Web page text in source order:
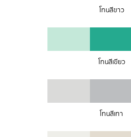
โทนสีขาว
โทนสีเขียว
โทนสีเทา